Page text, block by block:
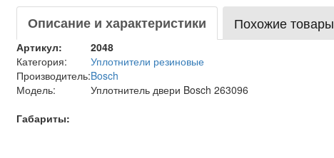
Описание и характеристики Похожие товары
Артикул:
2048
Категория:
Уплотнители резиновые
Производитель:Bosch
Модель:
Уплотнитель двери Bosch 263096
Габариты: